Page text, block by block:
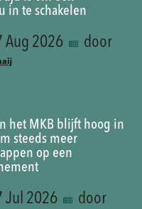
in te schakelen
Aug 2026 door
het MKB blijft hoog in
steeds meer
op een
Jul 2026 door